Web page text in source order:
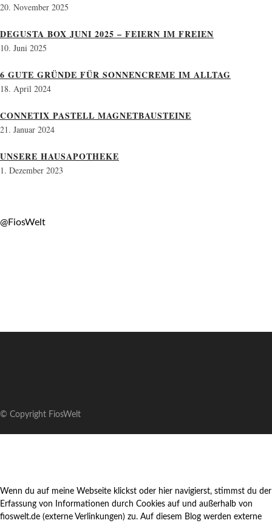
20. November 2025
DEGUSTA BOX JUNI 2025 – FEIERN IM FREIEN
10. Juni 2025
6 GUTE GRÜNDE FÜR SONNENCREME IM ALLTAG
18. April 2024
CONNETIX PASTELL MAGNETBAUSTEINE
21. Januar 2024
UNSERE HAUSAPOTHEKE
1. Dezember 2023
@FiosWelt
© Copyright FiosWelt
Wenn du auf meine Webseite klickst oder hier navigierst, stimmst du der
Erfassung von Informationen durch Cookies auf und außerhalb von
fioswelt.de (externe Verlinkungen) zu. Auf diesem Blog werden externe